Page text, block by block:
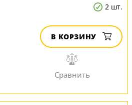
2 шт.
В КОРЗИНУ